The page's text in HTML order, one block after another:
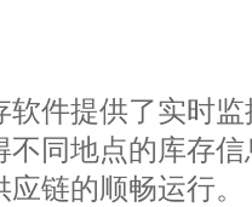
提供了实时监
同地点的库存
链的顺畅运行。